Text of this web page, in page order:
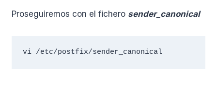
Proseguiremos con el fichero sender_canonical
vi /etc/postfix/sender_canonical